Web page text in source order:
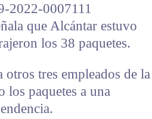
2022-0007111
que Alcántar estuvo
los 38 paquetes.
otros tres empleados de la
paquetes a una